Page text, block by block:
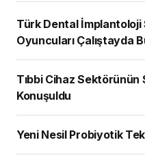
Türk Dental
Oyuncuları Çalıştayda
Tıbbi Cihaz Sektörünün
Konuşuldu
Yeni Nesil Probiyotik